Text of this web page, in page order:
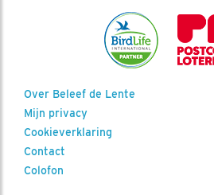
Over Beleef de Lente
Mijn privacy
Cookieverklaring
Contact
Colofon